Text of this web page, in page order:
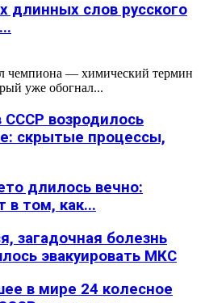
длинных слов русского
чемпиона — химический термин
уже обогнал...
СССР возродилось
скрытые процессы,
длилось вечно:
в том, как...
загадочная болезнь
эвакуировать МКС
в мире 24 колесное